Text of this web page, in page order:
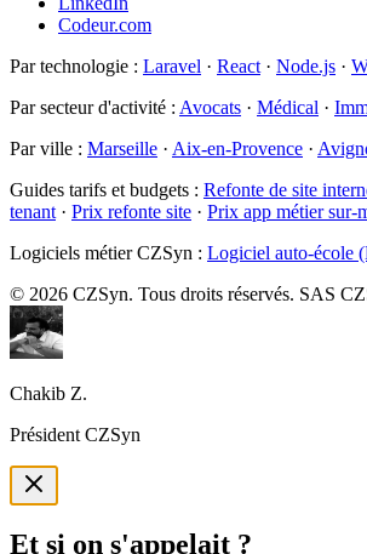
Codeur.com
Par technologie : Laravel · React · Node.js ·
Par secteur d'activité : Avocats · Médical ·
Par ville : Marseille · Aix-en-Provence ·
Guides tarifs et budgets : Refonte de site
tenant · Prix refonte site · Prix app métier sur-
Logiciels métier CZSyn : Logiciel auto-école
© 2026 CZSyn. Tous droits réservés. SAS
Chakib Z.
Président CZSyn
Et si on s'appelait ?